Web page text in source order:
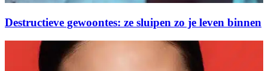
Destructieve gewoontes: ze sluipen zo je leven binnen